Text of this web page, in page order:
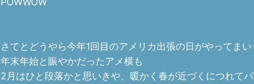
さてとどうやら今年1回目のアメリカ出張の日がやってま
年末年始と賑やかだったアメ横も
2月はひと段落かと思いきや、暖かく春が近づくにつれて